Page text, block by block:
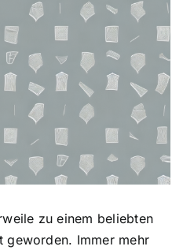
zu einem beliebten
geworden. Immer mehr